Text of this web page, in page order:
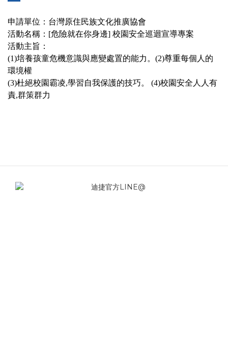
申請單位：台灣原住民族文化推廣協會
活動名稱：[危險就在你身邊] 校園安全巡迴宣導專案
活動主旨：
(1)培養孩童危機意識與應變處置的能力。(2)尊重每個人的
環境權
(3)杜絕校園霸凌,學習自我保護的技巧。 (4)校園安全人人有
責,群策群力